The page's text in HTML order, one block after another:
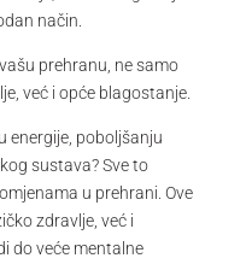
način.
prehranu, ne samo
već i opće blagostanje.
energije, poboljšanju
sustava? Sve to
u prehrani. Ove
zdravlje, već i
do veće mentalne